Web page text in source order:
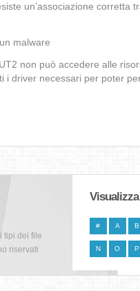
un’associazione corretta
malware
non può accedere alle
i driver necessari per poter
tipi dei file
riservati
# A B
N O P